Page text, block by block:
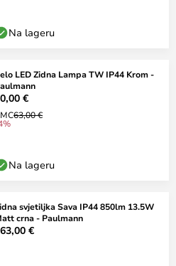
Na lageru
LED Zidna Lampa TW IP44 Krom -
€
63,00 €
Na lageru
svjetiljka Sava IP44 850lm 13.5W
crna - Paulmann
€